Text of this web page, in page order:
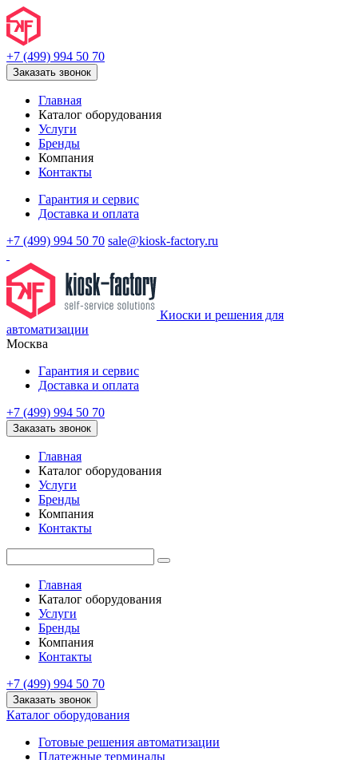
+7 (499) 994 50 70
Заказать звонок
Главная
Каталог оборудования
Услуги
Бренды
Компания
Контакты
Гарантия и сервис
Доставка и оплата
+7 (499) 994 50 70 sale@kiosk-factory.ru
Киоски и решения для
автоматизации
Москва
Гарантия и сервис
Доставка и оплата
+7 (499) 994 50 70
Заказать звонок
Главная
Каталог оборудования
Услуги
Бренды
Компания
Контакты
Главная
Каталог оборудования
Услуги
Бренды
Компания
Контакты
+7 (499) 994 50 70
Заказать звонок
Каталог оборудования
Готовые решения автоматизации
Платежные терминалы